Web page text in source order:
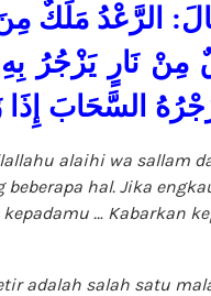
الرَّعْدُ مَلَكٌ
مِنْ نَارٍ يَزْجُرُ
السَّحَابَ
alaihi wa sallam
hal. Jika
… Kabarkan
adalah salah satu